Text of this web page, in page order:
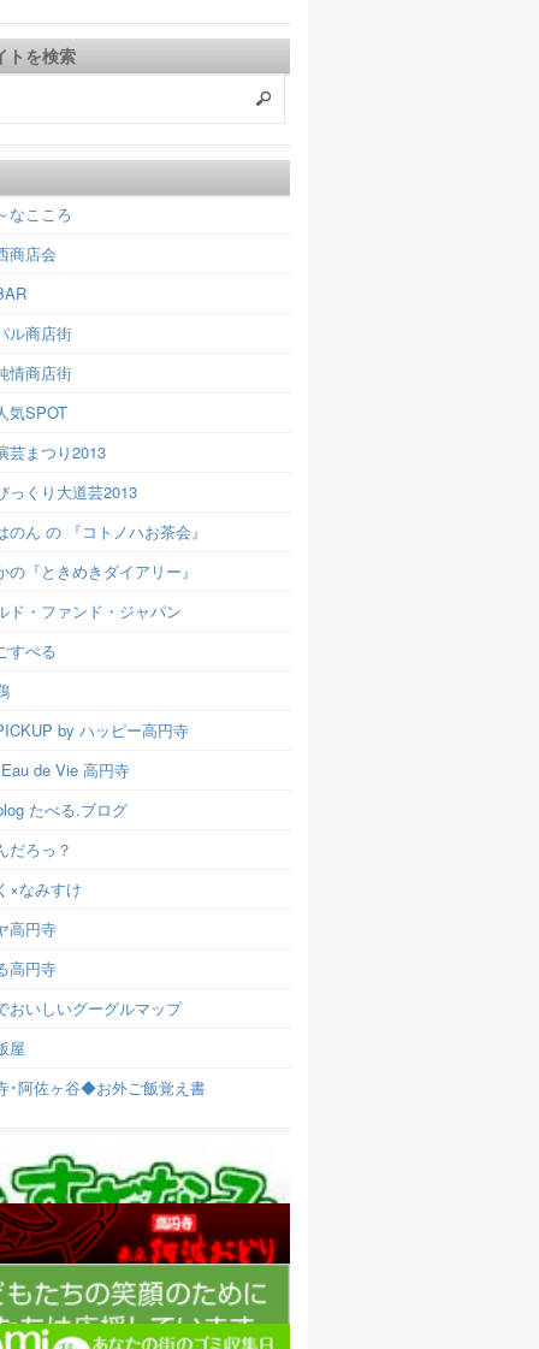
トを検索
なこころ
商店会
ル商店街
情商店街
気SPOT
芸まつり2013
っくり大道芸2013
のん の 『コトノハお茶会』
の『ときめきダイアリー』
ド・ファンド・ジャパン
すぺる
by ハッピー高円寺
de Vie 高円寺
たべる.ブログ
だろっ？
×なみすけ
高円寺
高円寺
おいしいグーグルマップ
屋
･阿佐ヶ谷◆お外ご飯覚え書